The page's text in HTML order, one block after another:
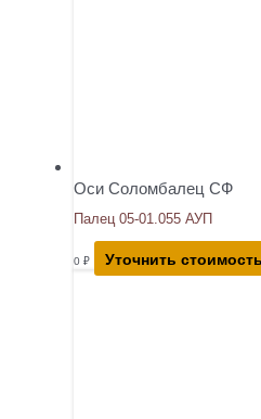
Оси Соломбалец СФ
Палец 05-01.055 АУП
0 ₽ Уточнить стоимость